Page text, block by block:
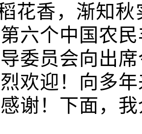
花香，渐知
六个中国农
委员会向出
欢迎！向多
谢！下面，